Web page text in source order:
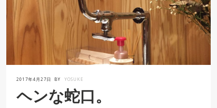
2017年4月27日 BY YOSUKE
ヘンな蛇口。